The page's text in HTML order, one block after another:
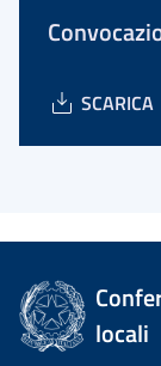
SCARICA
locali